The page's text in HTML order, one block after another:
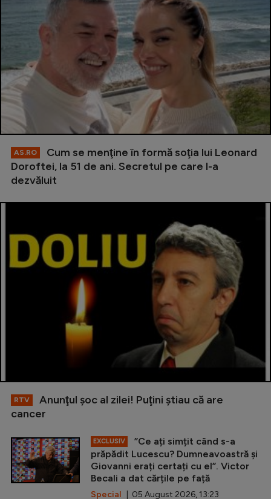
AS.RO
Cum se menţine în formă soţia lui Leonard
Doroftei, la 51 de ani. Secretul pe care l-a
dezvăluit
RTV
Anunţul şoc al zilei! Puţini ştiau că are
cancer
EXCLUSIV
”Ce ați simțit când s-a
prăpădit Lucescu? Dumneavoastră și
Giovanni erați certați cu el”. Victor
Becali a dat cărțile pe față
Special | 05 August 2026, 13:23